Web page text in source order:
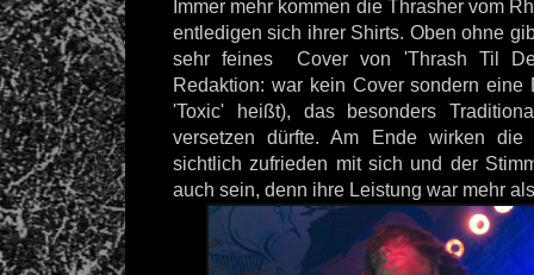
Immer mehr kommen die Thrasher vom
entledigen sich ihrer Shirts. Oben ohne
sehr feines Cover von 'Thrash Til
Redaktion: war kein Cover sondern eine
'Toxic' heißt), das besonders
versetzen dürfte. Am Ende wirken die
sichtlich zufrieden mit sich und der
auch sein, denn ihre Leistung war mehr